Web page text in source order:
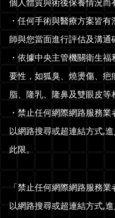
・任何手術與醫療方案皆
師與您當面進行評估及溝通
・依據中央主管機關衛生
要性，如狐臭、燒燙傷、
脂、隆乳、隆鼻及雙眼皮等
・禁止任何網際網路服務
以網路搜尋或超連結方式,
此限。
「禁止任何網際網路服務
以網路搜尋或超連結方式,